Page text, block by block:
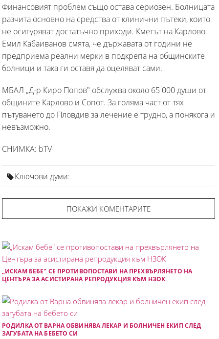
Финансовият проблем също остава сериозен. Болницата
разчита основно на средства от клинични пътеки, които
не осигуряват достатъчно приходи. Кметът на Карлово
Емил Кабаиванов смята, че държавата от години не
предприема реални мерки в подкрепа на общинските
болници и така ги оставя да оцеляват сами.
МБАЛ „Д-р Киро Попов" обслужва около 65 000 души от
общините Карлово и Сопот. За голяма част от тях
пътуването до Пловдив за лечение е трудно, а понякога и
невъзможно.
СНИМКА: bTV
Ключови думи:
ПОКАЖИ КОМЕНТАРИТЕ
„ИСКАМ БЕБЕ" СЕ ПРОТИВОПОСТАВИ НА ПРЕХВЪРЛЯНЕТО НА
ЦЕНТЪРА ЗА АСИСТИРАНА РЕПРОДУКЦИЯ КЪМ НЗОК
РОДИЛКА ОТ ВАРНА ОБВИНЯВА ЛЕКАР И БОЛНИЧЕН ЕКИП СЛЕД
ЗАГУБАТА НА БЕБЕТО СИ